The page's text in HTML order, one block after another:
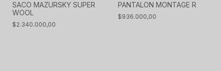
SACO MAZURSKY SUPER
WOOL
$2.340.000,00
PANTALON MONTAGE R
$936.000,00